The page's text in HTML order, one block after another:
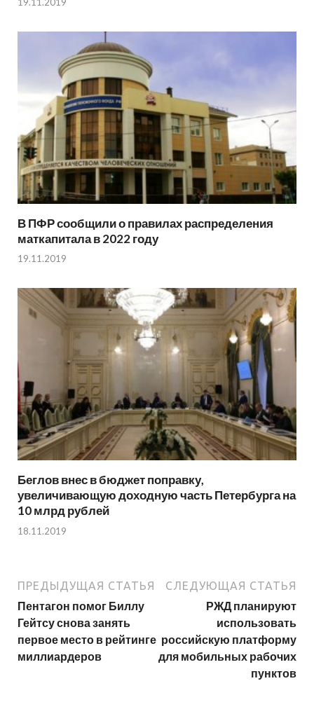
В ПФР сообщили о правилах распределения
маткапитала в 2022 году
19.11.2019
Беглов внес в бюджет поправку,
увеличивающую доходную часть Петербурга на
10 млрд рублей
18.11.2019
ПРЕДЫДУЩАЯ СТАТЬЯ
Пентагон помог Биллу
Гейтсу снова занять
первое место в рейтинге
миллиардеров
СЛЕДУЮЩАЯ СТАТЬЯ
РЖД планируют
использовать
российскую платформу
для мобильных рабочих
пунктов